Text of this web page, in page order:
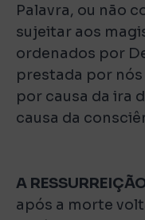
Palavra, ou não
sujeitar aos
ordenados por
prestada por
por causa da ira
causa da
A
após a morte